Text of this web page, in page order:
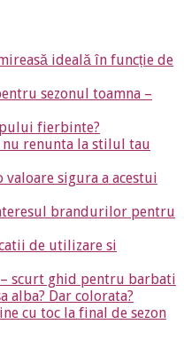
ideală în funcție de
sezonul toamna –
fierbinte?
renunta la stilul tau
sigura a acestui
brandurilor pentru
de utilizare si
scurt ghid pentru barbati
alba? Dar colorata?
cu toc la final de sezon